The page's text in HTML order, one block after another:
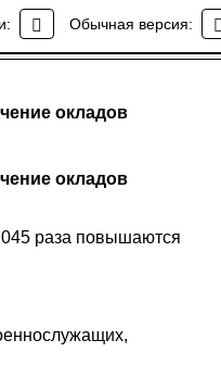
Обычная версия:
окладов
окладов
раза повышаются